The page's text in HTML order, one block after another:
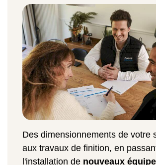
Des dimensionnements de votre
aux travaux de finition, en
l'installation de nouveaux